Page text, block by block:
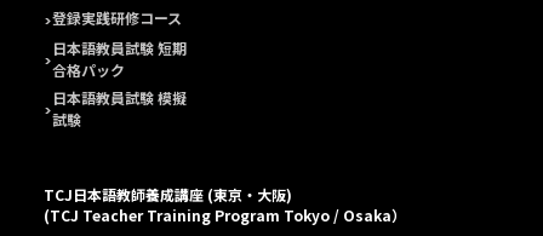
登録実践研修コース
日本語教員試験 短期
合格パック
日本語教員試験 模擬
試験
TCJ日本語教師養成講座 (東京・大阪)
(TCJ Teacher Training Program Tokyo / Osaka）